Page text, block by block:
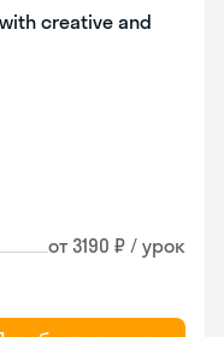
creative and
от 3190 ₽ / урок